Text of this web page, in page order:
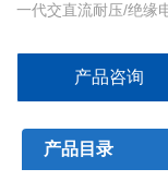
一代交直流耐压/绝缘
户对产品高压可靠性
产品咨询
产品目录